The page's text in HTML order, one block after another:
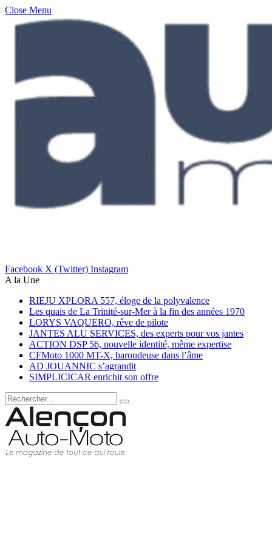
Close Menu
Facebook X (Twitter) Instagram
A la Une
RIEJU XPLORA 557, éloge de la polyvalence
Les quais de La Trinité-sur-Mer à la fin des années 1970
LORYS VAQUERO, rêve de pilote
JANTES ALU SERVICES, des experts pour vos jantes
ACTION DSP 56, nouvelle identité, même expertise
CFMoto 1000 MT-X, baroudeuse dans l’âme
AD JOUANNIC s’agrandit
SIMPLICICAR enrichit son offre